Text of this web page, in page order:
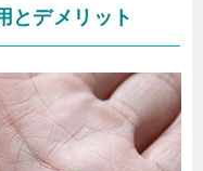
とデメリット